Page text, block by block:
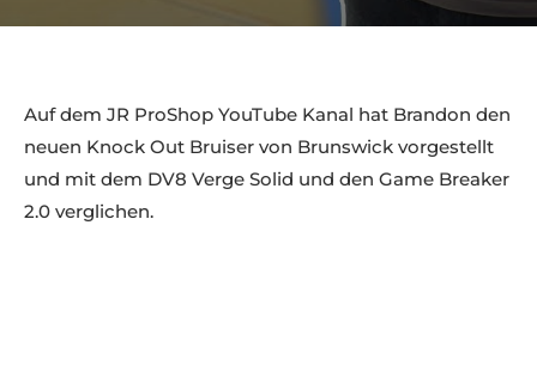
Auf dem JR ProShop YouTube Kanal hat Brandon den
neuen Knock Out Bruiser von Brunswick vorgestellt
und mit dem DV8 Verge Solid und den Game Breaker
2.0 verglichen.